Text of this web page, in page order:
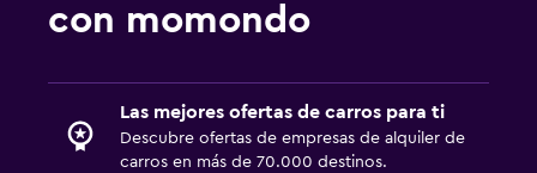
con momondo
Las mejores ofertas de carros para ti
Descubre ofertas de empresas de alquiler de
carros en más de 70.000 destinos.